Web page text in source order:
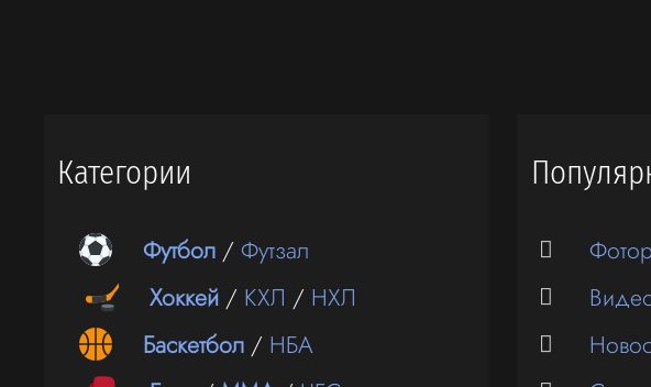
Категории
Футбол /Футзал
Хоккей / КХЛ / НХЛ
Баскетбол / НБА